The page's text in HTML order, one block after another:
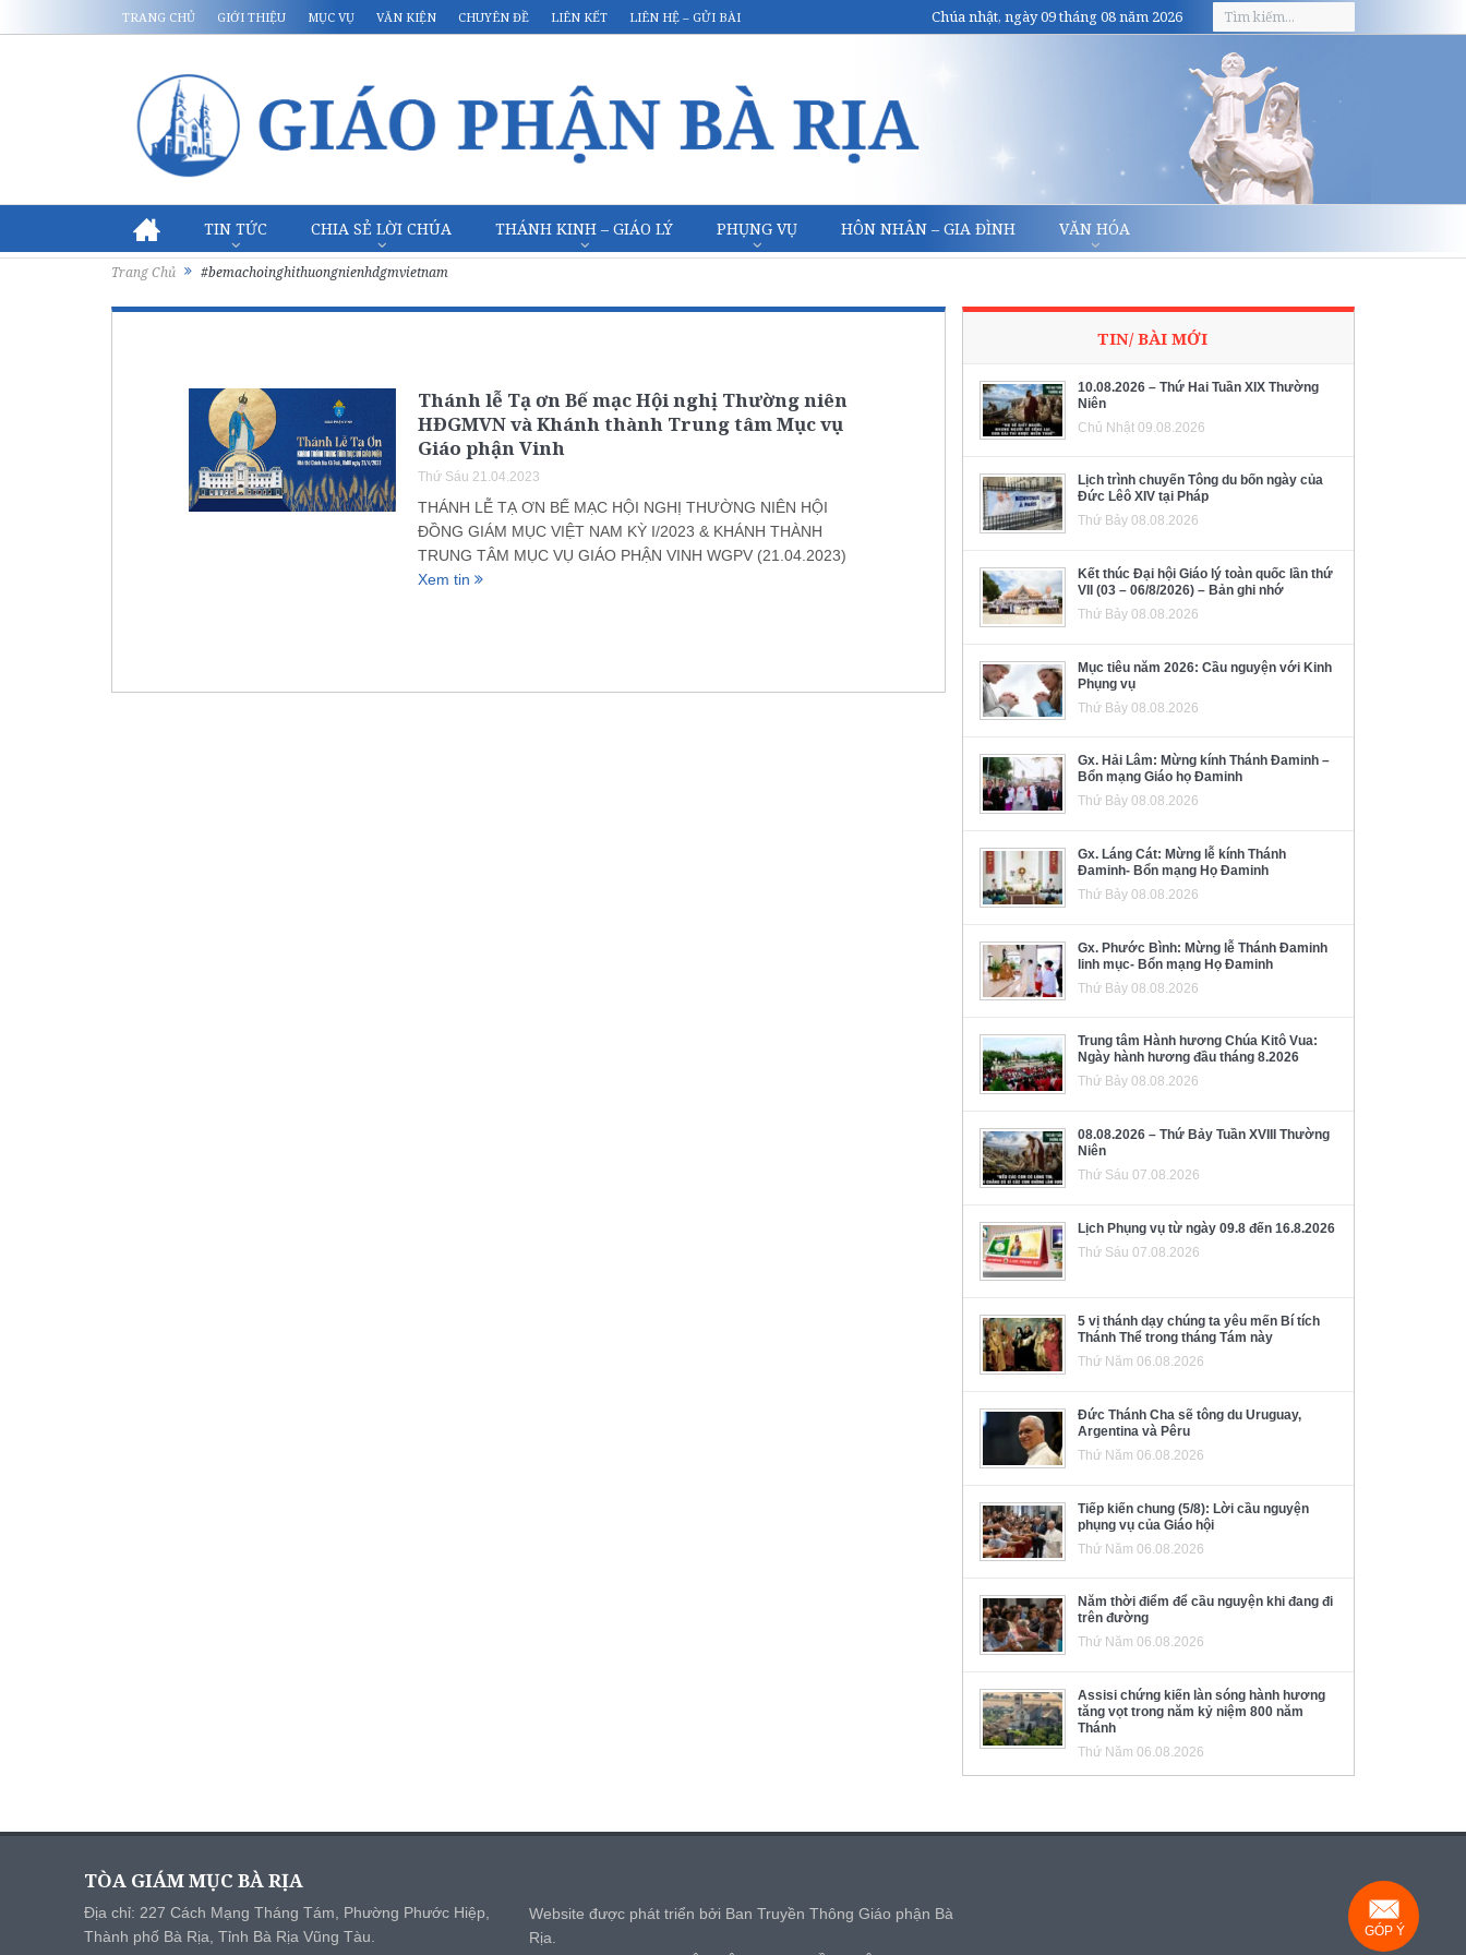
TRANG CHỦ GIỚI THIỆU MỤC VỤ VĂN KIỆN CHUYÊN ĐỀ LIÊN KẾT LIÊN HỆ – GỬI BÀI Chúa nhật, ngày 09 tháng 08 năm 2026
TIN TỨC CHIA SẺ LỜI CHÚA THÁNH KINH – GIÁO LÝ PHỤNG VỤ HÔN NHÂN – GIA ĐÌNH VĂN HÓA
Trang Chủ #bemachoinghithuongnienhdgmvietnam
Thánh lễ Tạ ơn Bế mạc Hội nghị Thường niên
HĐGMVN và Khánh thành Trung tâm Mục vụ
Giáo phận Vinh
Thứ Sáu 21.04.2023
THÁNH LỄ TẠ ƠN BẾ MẠC HỘI NGHỊ THƯỜNG NIÊN HỘI
ĐỒNG GIÁM MỤC VIỆT NAM KỲ I/2023 & KHÁNH THÀNH
TRUNG TÂM MỤC VỤ GIÁO PHẬN VINH WGPV (21.04.2023)
Xem tin
TIN/ BÀI MỚI
10.08.2026 – Thứ Hai Tuần XIX Thường
Niên
Chủ Nhật 09.08.2026
Lịch trình chuyến Tông du bốn ngày của
Đức Lêô XIV tại Pháp
Thứ Bảy 08.08.2026
Kết thúc Đại hội Giáo lý toàn quốc lần thứ
VII (03 – 06/8/2026) – Bản ghi nhớ
Thứ Bảy 08.08.2026
Mục tiêu năm 2026: Cầu nguyện với Kinh
Phụng vụ
Thứ Bảy 08.08.2026
Gx. Hải Lâm: Mừng kính Thánh Đaminh –
Bổn mạng Giáo họ Đaminh
Thứ Bảy 08.08.2026
Gx. Láng Cát: Mừng lễ kính Thánh
Đaminh- Bổn mạng Họ Đaminh
Thứ Bảy 08.08.2026
Gx. Phước Bình: Mừng lễ Thánh Đaminh
linh mục- Bổn mạng Họ Đaminh
Thứ Bảy 08.08.2026
Trung tâm Hành hương Chúa Kitô Vua:
Ngày hành hương đầu tháng 8.2026
Thứ Bảy 08.08.2026
08.08.2026 – Thứ Bảy Tuần XVIII Thường
Niên
Thứ Sáu 07.08.2026
Lịch Phụng vụ từ ngày 09.8 đến 16.8.2026
Thứ Sáu 07.08.2026
5 vị thánh dạy chúng ta yêu mến Bí tích
Thánh Thể trong tháng Tám này
Thứ Năm 06.08.2026
Đức Thánh Cha sẽ tông du Uruguay,
Argentina và Pêru
Thứ Năm 06.08.2026
Tiếp kiến chung (5/8): Lời cầu nguyện
phụng vụ của Giáo hội
Thứ Năm 06.08.2026
Năm thời điểm để cầu nguyện khi đang đi
trên đường
Thứ Năm 06.08.2026
Assisi chứng kiến làn sóng hành hương
tăng vọt trong năm kỷ niệm 800 năm
Thánh
Thứ Năm 06.08.2026
TÒA GIÁM MỤC BÀ RỊA
Địa chỉ: 227 Cách Mạng Tháng Tám, Phường Phước Hiệp,
Thành phố Bà Rịa, Tỉnh Bà Rịa Vũng Tàu.
Website được phát triển bởi Ban Truyền Thông Giáo phận Bà
Rịa.
GÓP Ý